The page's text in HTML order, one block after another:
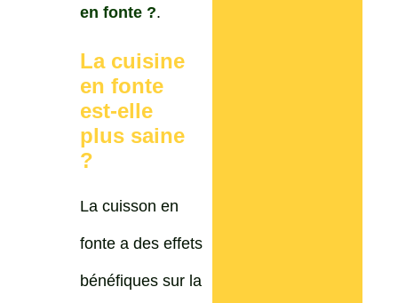
en fonte ?.
La cuisine
en fonte
est-elle
plus saine
?
La cuisson en
fonte a des effets
bénéfiques sur la